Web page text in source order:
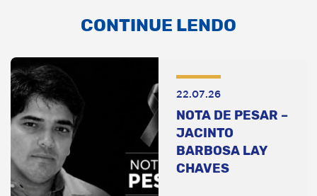
CONTINUE LENDO
22.07.26
NOTA DE PESAR –
JACINTO
BARBOSA LAY
CHAVES